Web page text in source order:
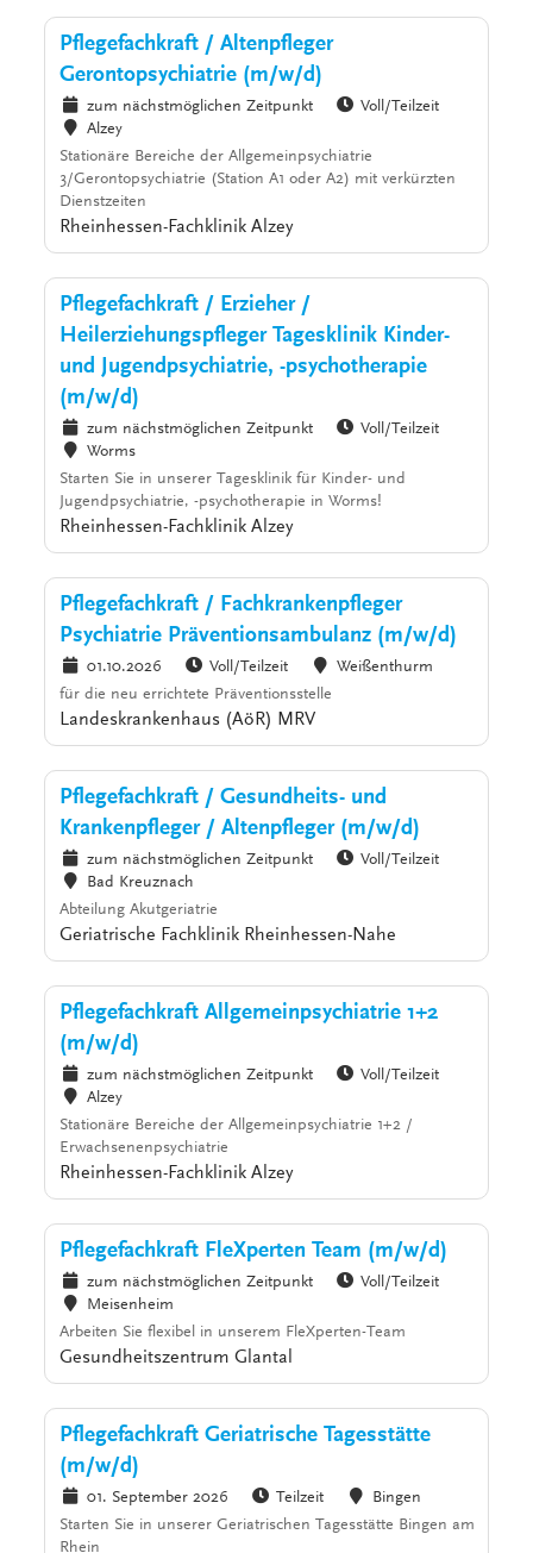
Pflegefachkraft / Altenpfleger
Gerontopsychiatrie (m/w/d)
zum nächstmöglichen Zeitpunkt
Voll/Teilzeit
Alzey
Stationäre Bereiche der Allgemeinpsychiatrie
3/Gerontopsychiatrie (Station A1 oder A2) mit verkürzten
Dienstzeiten
Rheinhessen-Fachklinik Alzey
Pflegefachkraft / Erzieher /
Heilerziehungspfleger Tagesklinik Kinder-
und Jugendpsychiatrie, -psychotherapie
(m/w/d)
zum nächstmöglichen Zeitpunkt
Voll/Teilzeit
Worms
Starten Sie in unserer Tagesklinik für Kinder- und
Jugendpsychiatrie, -psychotherapie in Worms!
Rheinhessen-Fachklinik Alzey
Pflegefachkraft / Fachkrankenpfleger
Psychiatrie Präventionsambulanz (m/w/d)
01.10.2026 Voll/Teilzeit
Weißenthurm
für die neu errichtete Präventionsstelle
Landeskrankenhaus (AöR) MRV
Pflegefachkraft / Gesundheits- und
Krankenpfleger / Altenpfleger (m/w/d)
zum nächstmöglichen Zeitpunkt
Voll/Teilzeit
Bad Kreuznach
Abteilung Akutgeriatrie
Geriatrische Fachklinik Rheinhessen-Nahe
Pflegefachkraft Allgemeinpsychiatrie 1+2
(m/w/d)
zum nächstmöglichen Zeitpunkt
Voll/Teilzeit
Alzey
Stationäre Bereiche der Allgemeinpsychiatrie 1+2 /
Erwachsenenpsychiatrie
Rheinhessen-Fachklinik Alzey
Pflegefachkraft FleXperten Team (m/w/d)
zum nächstmöglichen Zeitpunkt
Voll/Teilzeit
Meisenheim
Arbeiten Sie flexibel in unserem FleXperten-Team
Gesundheitszentrum Glantal
Pflegefachkraft Geriatrische Tagesstätte
(m/w/d)
01. September 2026 Teilzeit
Bingen
Starten Sie in unserer Geriatrischen Tagesstätte Bingen am
Rhein